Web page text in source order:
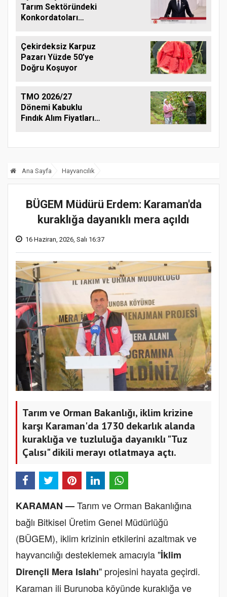
Tarım Sektöründeki
Konkordatoları
Çekirdeksiz Karpuz
Pazarı Yüzde 50’ye
Doğru Koşuyor
TMO 2026/27
Dönemi Kabuklu
Fındık Alım Fiyatlarını
Ana Sayfa Hayvancılık
BÜGEM Müdürü Erdem: Karaman'da
kuraklığa dayanıklı mera açıldı
16 Haziran, 2026, Salı 16:37
Tarım ve Orman Bakanlığı, iklim krizine
karşı Karaman'da 1730 dekarlık alanda
kuraklığa ve tuzluluğa dayanıklı "Tuz
Çalısı" dikili merayı otlatmaya açtı.
KARAMAN —Tarım ve Orman Bakanlığına
bağlı Bitkisel Üretim Genel Müdürlüğü
(BÜGEM), iklim krizinin etkilerini azaltmak ve
hayvancılığı desteklemek amacıyla "İklim
Dirençli Mera Islahı" projesini hayata geçirdi.
Karaman ili Burunoba köyünde kuraklığa ve